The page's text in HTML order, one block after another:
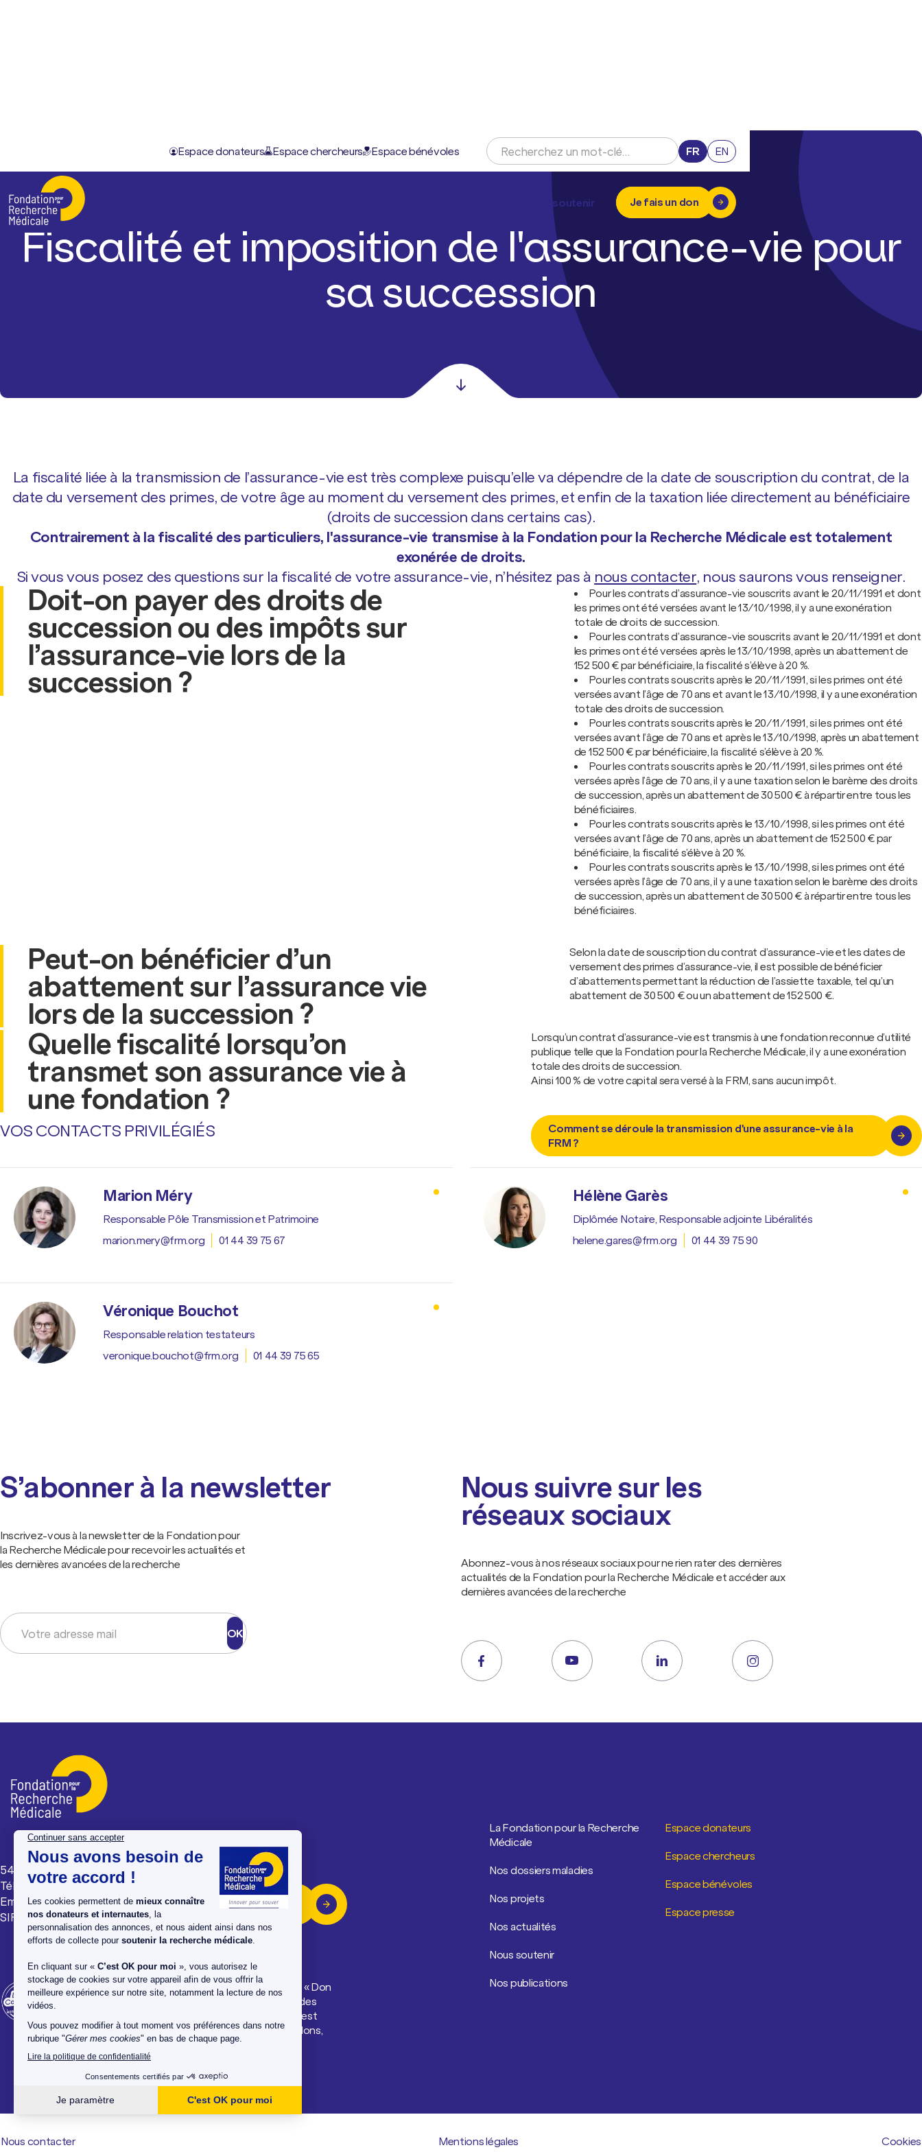
Espace donateurs Espace chercheurs Espace bénévoles FR EN
Nous soutenir Je fais un don
Fiscalité et imposition de l'a...
Fiscalité et imposition de l'assurance-vie pour
sa succession
La fiscalité liée à la transmission de l’assurance-vie est très complexe puisqu’elle va dépendre de la date de souscription du contrat, de la
date du versement des primes, de votre âge au moment du versement des primes, et enfin de la taxation liée directement au bénéficiaire
(droits de succession dans certains cas).
Contrairement à la fiscalité des particuliers, l'assurance-vie transmise à la Fondation pour la Recherche Médicale est totalement
exonérée de droits.
Si vous vous posez des questions sur la fiscalité de votre assurance-vie, n’hésitez pas à nous contacter, nous saurons vous renseigner.
Doit-on payer des droits de
succession ou des impôts sur
l’assurance-vie lors de la
succession ?
Pour les contrats d’assurance-vie souscrits avant le 20/11/1991 et dont
les primes ont été versées avant le 13/10/1998, il y a une exonération
totale de droits de succession.
Pour les contrats d’assurance-vie souscrits avant le 20/11/1991 et dont
les primes ont été versées après le 13/10/1998, après un abattement de
152 500 € par bénéficiaire, la fiscalité s’élève à 20 %.
Pour les contrats souscrits après le 20/11/1991, si les primes ont été
versées avant l’âge de 70 ans et avant le 13/10/1998, il y a une exonération
totale des droits de succession.
Pour les contrats souscrits après le 20/11/1991, si les primes ont été
versées avant l’âge de 70 ans et après le 13/10/1998, après un abattement
de 152 500 € par bénéficiaire, la fiscalité s’élève à 20 %.
Pour les contrats souscrits après le 20/11/1991, si les primes ont été
versées après l’âge de 70 ans, il y a une taxation selon le barème des droits
de succession, après un abattement de 30 500 € à répartir entre tous les
bénéficiaires.
Pour les contrats souscrits après le 13/10/1998, si les primes ont été
versées avant l’âge de 70 ans, après un abattement de 152 500 € par
bénéficiaire, la fiscalité s’élève à 20 %.
Pour les contrats souscrits après le 13/10/1998, si les primes ont été
versées après l’âge de 70 ans, il y a une taxation selon le barème des droits
de succession, après un abattement de 30 500 € à répartir entre tous les
bénéficiaires.
Peut-on bénéficier d’un
abattement sur l’assurance vie
lors de la succession ?
Selon la date de souscription du contrat d’assurance-vie et les dates de
versement des primes d’assurance-vie, il est possible de bénéficier
d’abattements permettant la réduction de l’assiette taxable, tel qu’un
abattement de 30 500 € ou un abattement de 152 500 €.
Quelle fiscalité lorsqu’on
transmet son assurance vie à
une fondation ?
Lorsqu’un contrat d’assurance-vie est transmis à une fondation reconnue d’utilité
publique telle que la Fondation pour la Recherche Médicale, il y a une exonération
totale des droits de succession.
Ainsi 100 % de votre capital sera versé à la FRM, sans aucun impôt.
Comment se déroule la transmission d'une assurance-vie à la
FRM ?
VOS CONTACTS PRIVILÉGIÉS
Marion Méry
Responsable Pôle Transmission et Patrimoine
marion.mery@frm.org
01 44 39 75 67
Hélène Garès
Diplômée Notaire, Responsable adjointe Libéralités
helene.gares@frm.org
01 44 39 75 90
Véronique Bouchot
Responsable relation testateurs
veronique.bouchot@frm.org
01 44 39 75 65
S’abonner à la newsletter
Inscrivez-vous à la newsletter de la Fondation pour
la Recherche Médicale pour recevoir les actualités et
les dernières avancées de la recherche
OK
Nous suivre sur les
réseaux sociaux
Abonnez-vous à nos réseaux sociaux pour ne rien rater des dernières
actualités de la Fondation pour la Recherche Médicale et accéder aux
dernières avancées de la recherche
54 rue de Varenne, 75007 Paris
Tél : 01 44 39 75 75
Email : avotreecoute@frm.org
SIREN : 784 314 064
Nous contacter par mail
La Fondation pour la Recherche Médicale est labellisée « Don
en Confiance » depuis 1990, un organisme de contrôle des
associations et fondations faisant appel aux dons. Elle est
reconnue d'Utilité Publique, et habilitée à recevoir des dons,
legs, donations et assurances-vie.
La Fondation pour la Recherche
Médicale
Nos dossiers maladies
Nos projets
Nos actualités
Nous soutenir
Nos publications
Espace donateurs
Espace chercheurs
Espace bénévoles
Espace presse
Nous contacter Mentions légales Cookies